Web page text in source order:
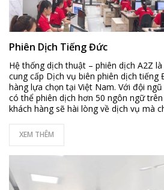
Phiên Dịch Tiếng Đức
Hệ thống dịch thuật – phiên dịch A2Z
cung cấp Dịch vụ biên phiên dịch tiếng
hàng lựa chọn tại Việt Nam. Với đội
có thể phiên dịch hơn 50 ngôn ngữ
khách hàng sẽ hài lòng về dịch vụ mà
XEM THÊM